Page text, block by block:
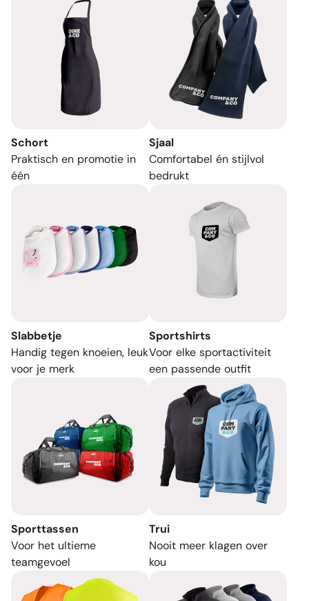
Schort
Praktisch en promotie in
één
Sjaal
Comfortabel én stijlvol
bedrukt
Slabbetje
Handig tegen knoeien, leuk
voor je merk
Sportshirts
Voor elke sportactiviteit
een passende outfit
Sporttassen
Voor het ultieme
teamgevoel
Trui
Nooit meer klagen over
kou